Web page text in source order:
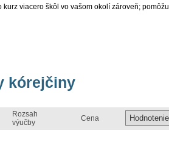
kurz viacero škôl vo vašom okolí zároveň; pomôžu
kórejčiny
Rozsah
výučby
Cena